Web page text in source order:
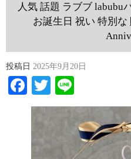
人気 話題 ラブブ labubu
お誕生日 祝い 特別な
投稿日 2025年9月20日
Facebook
Twitter